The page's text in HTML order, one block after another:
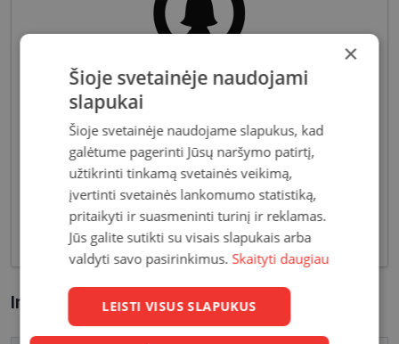
Akiniai moterims dažniausiai pasižymi subtiliais
dizaino elementais, suteikiančiais harmoningą bei
moterišką įvaizdį. Šiandien dienai stilių bei medžiagų
įvairovė leidžia akinių dizaineriams pristatyti Jums
tiek klasikinių, tiek netikėčiausių ir drąsiausių
sprendimų akinių rėmelių. Tai ne tik regėjimo
korekcija, tačiau ir stilingas kasdieninės išvaizdos
akcentas.
Informacija apie prekę
×
Šioje svetainėje naudojami
slapukai
Šioje svetainėje naudojame slapukus, kad
galėtume pagerinti Jūsų naršymo patirtį,
užtikrinti tinkamą svetainės veikimą,
įvertinti svetainės lankomumo statistiką,
pritaikyti ir suasmeninti turinį ir reklamas.
Jūs galite sutikti su visais slapukais arba
valdyti savo pasirinkimus. Skaityti daugiau
LEISTI VISUS SLAPUKUS